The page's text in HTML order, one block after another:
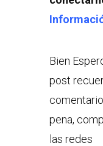
Bien
post
pena,
las redes